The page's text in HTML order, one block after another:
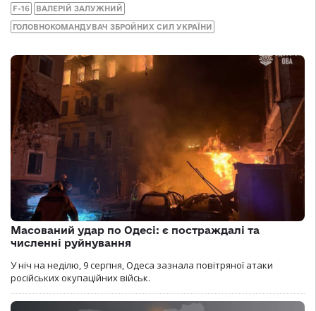
F-16 ВАЛЕРІЙ ЗАЛУЖНИЙ
ГОЛОВНОКОМАНДУВАЧ ЗБРОЙНИХ СИЛ УКРАЇНИ
Масований удар по Одесі: є постраждалі та
численні руйнування
У ніч на неділю, 9 серпня, Одеса зазнала повітряної атаки
російських окупаційних військ.